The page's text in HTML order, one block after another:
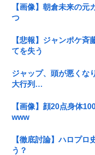
【画像】朝倉未来の
つ
【悲報】ジャンポケ
てを失う
ジャップ、頭が悪くな
大行列…
【画像】顔20点身体
www
【徹底討論】ハロプ
う？